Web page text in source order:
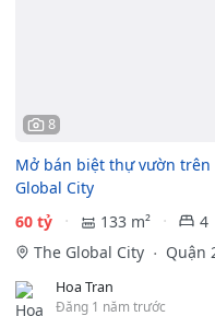
8
Mở bán biệt thự vườn trên
Global City
60 tỷ
133 m² 4
The Global City
Quận
Hoa Tran
Đăng 1 năm trước